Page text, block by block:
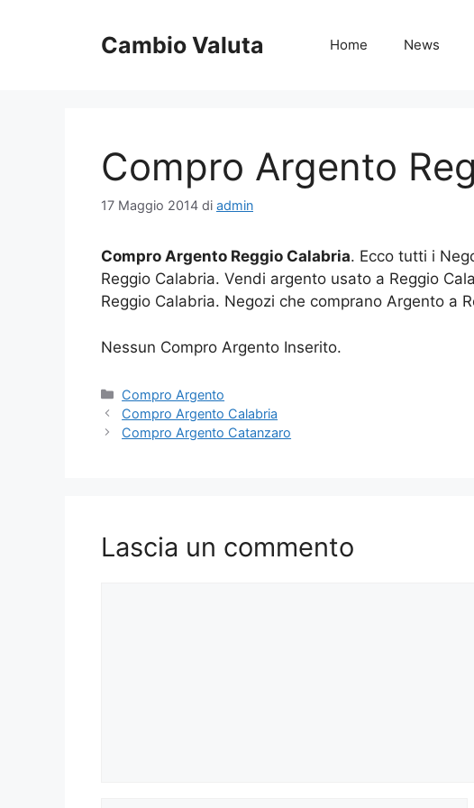
Cambio Valuta Home News
Compro Argento
17 Maggio 2014 di admin
Compro Argento Reggio Calabria. Ecco tutti i
Reggio Calabria. Vendi argento usato a Reggio
Reggio Calabria. Negozi che comprano Argento a
Nessun Compro Argento Inserito.
Categorie
Compro Argento
Compro Argento Calabria
Compro Argento Catanzaro
Lascia un commento